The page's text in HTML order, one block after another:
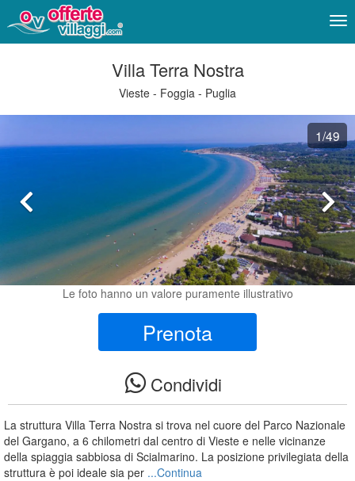
Villa Terra Nostra
Vieste - Foggia - Puglia
1/49
Le foto hanno un valore puramente illustrativo
Prenota
Condividi
La struttura Villa Terra Nostra si trova nel cuore del Parco Nazionale
del Gargano, a 6 chilometri dal centro di Vieste e nelle vicinanze
della spiaggia sabbiosa di Scialmarino. La posizione privilegiata della
struttura è poi ideale sia per ...Continua